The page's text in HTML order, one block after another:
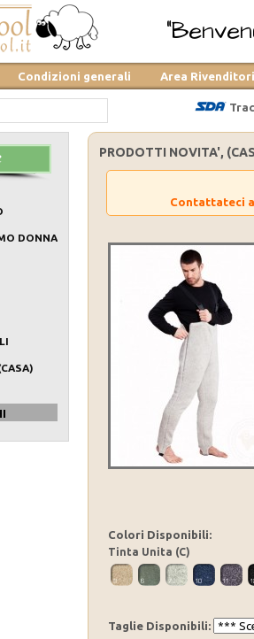
Condizioni generali Area Rivenditori
DONNA
PRODOTTI NOVITA',
Contattateci
Colori Disponibili:
Tinta Unita (C)
Taglie Disponibili: